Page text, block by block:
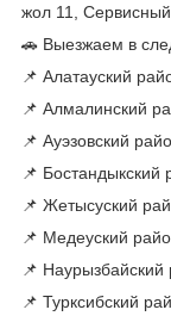
жол 11,
🚗 Выезжаем в
📌 Алатауский
📌 Алмалинский
📌 Ауэзовский
📌 Бостандыкский
📌 Жетысуский
📌 Медеуский
📌 Наурызбайский
📌 Турксибский